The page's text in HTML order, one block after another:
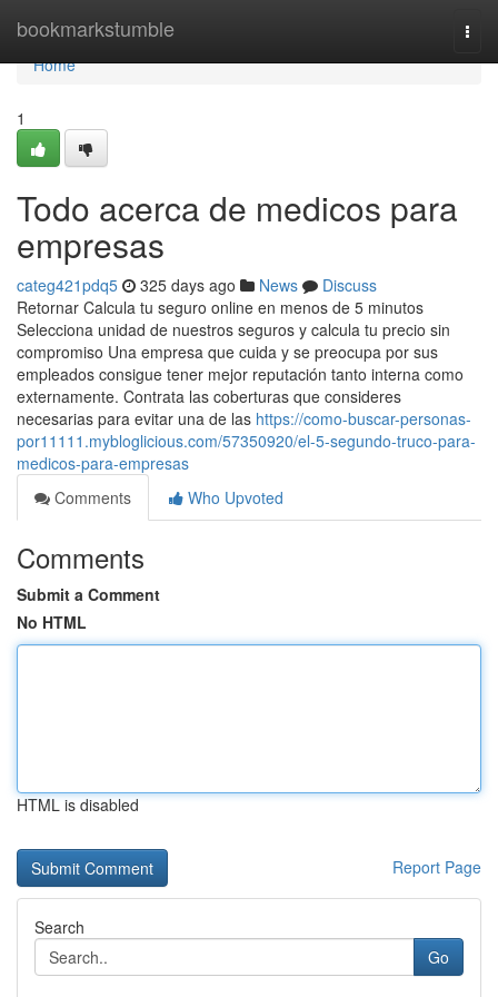
bookmarkstumble
Home
Home
1
Todo acerca de medicos para
empresas
categ421pdq5 325 days ago News
Discuss
Retornar Calcula tu seguro online en menos de 5 minutos
Selecciona unidad de nuestros seguros y calcula tu precio sin
compromiso Una empresa que cuida y se preocupa por sus
empleados consigue tener mejor reputación tanto interna como
externamente. Contrata las coberturas que consideres
necesarias para evitar una de las https://como-buscar-personas-
por11111.mybloglicious.com/57350920/el-5-segundo-truco-para-
medicos-para-empresas
Comments
Who Upvoted
Comments
Submit a Comment
No HTML
HTML is disabled
Report Page
Search
Go